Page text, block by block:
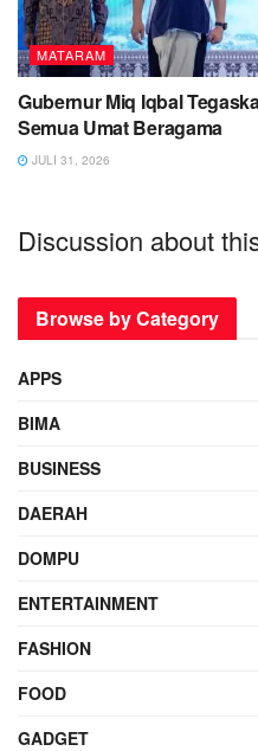
MATARAM
Gubernur Miq Iqbal
Semua Umat Beragama
JULI 31, 2026
Discussion about
Browse by Category
APPS
BIMA
BUSINESS
DAERAH
DOMPU
ENTERTAINMENT
FASHION
FOOD
GADGET